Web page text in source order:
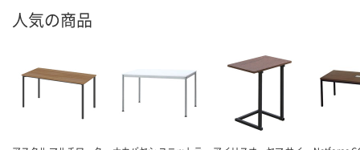
人気の商品